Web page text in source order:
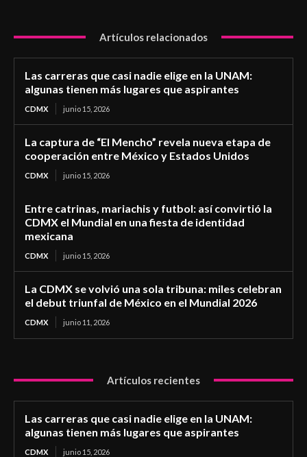
Artículos relacionados
Las carreras que casi nadie elige en la UNAM:
algunas tienen más lugares que aspirantes
CDMX junio 15, 2026
La captura de “El Mencho” revela nueva etapa de
cooperación entre México y Estados Unidos
CDMX junio 15, 2026
Entre catrinas, mariachis y futbol: así convirtió la
CDMX el Mundial en una fiesta de identidad
mexicana
CDMX junio 15, 2026
La CDMX se volvió una sola tribuna: miles celebran
el debut triunfal de México en el Mundial 2026
CDMX junio 11, 2026
Artículos recientes
Las carreras que casi nadie elige en la UNAM:
algunas tienen más lugares que aspirantes
CDMX junio 15, 2026